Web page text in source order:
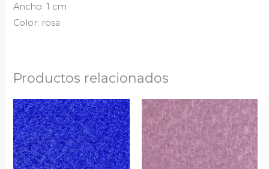
Ancho: 1 cm
Color: rosa
Productos relacionados